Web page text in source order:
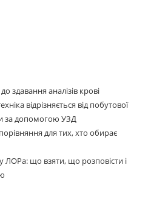
здавання аналізів крові
відрізняється від побутової
за допомогою УЗД
для тих, хто обирає
ЛОРа: що взяти, що розповісти і